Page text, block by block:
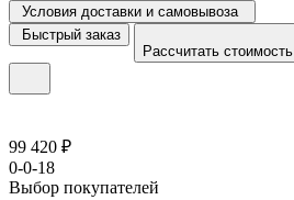
Условия доставки и самовывоза
Быстрый заказ
Рассчитать стоимость
99 420 ₽
0-0-18
Выбор покупателей